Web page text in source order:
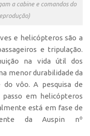
a cabine e comandos do
e helicópteros são a
e tripulação.
na vida útil dos
menor durabilidade da
do vôo. A pesquisa de
em helicópteros
está em fase de
da Auspin nº